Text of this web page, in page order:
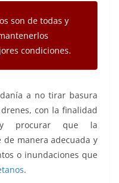
son de todas y
condiciones.
a no tirar basura
con la finalidad
procurar que la
manera adecuada y
o inundaciones que
.